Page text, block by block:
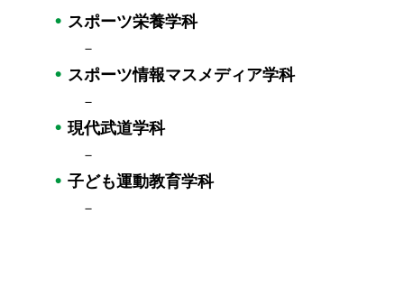
スポーツ栄養学科
－
スポーツ情報マスメディア学科
－
現代武道学科
－
子ども運動教育学科
－